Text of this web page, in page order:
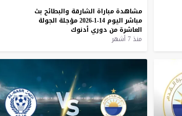
مشاهدة مباراة الشارقة والبطائح بث
مباشر اليوم 14-1-2026 مؤجلة الجولة
العاشرة من دوري أدنوك
منذ 7 أشهر